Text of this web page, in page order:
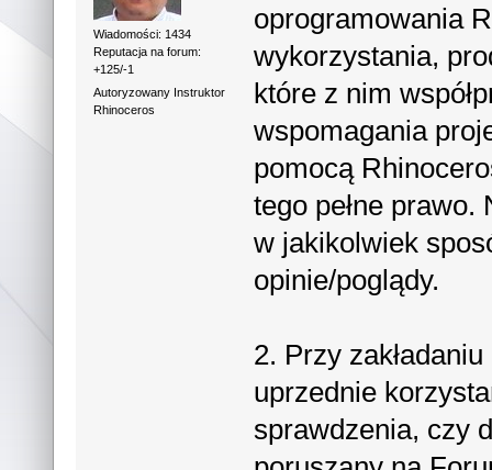
Wiadomości: 1434
Reputacja na forum:
+125/-1
Autoryzowany Instruktor
Rhinoceros
oprogramowania
wykorzystania,
które z nim
wspomagania
pomocą
tego pełne
w jakikolwiek
opinie/poglądy.
2. Przy
uprzednie
sprawdzenia, czy